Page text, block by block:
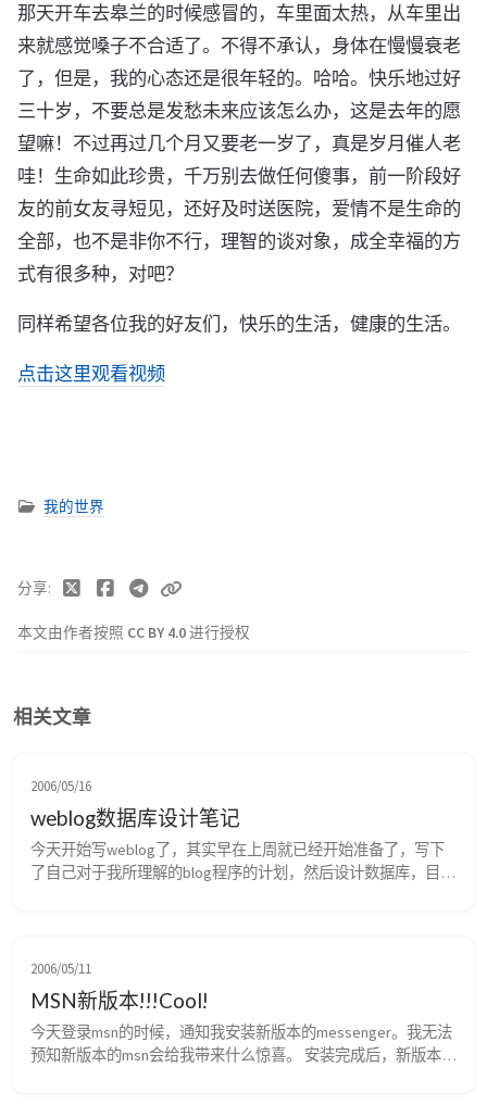
那天开车去皋兰的时候感冒的，车里面太热，从车里出
来就感觉嗓子不合适了。不得不承认，身体在慢慢衰老
了，但是，我的心态还是很年轻的。哈哈。快乐地过好
三十岁，不要总是发愁未来应该怎么办，这是去年的愿
望嘛！不过再过几个月又要老一岁了，真是岁月催人老
哇！生命如此珍贵，千万别去做任何傻事，前一阶段好
友的前女友寻短见，还好及时送医院，爱情不是生命的
全部，也不是非你不行，理智的谈对象，成全幸福的方
式有很多种，对吧？
同样希望各位我的好友们，快乐的生活，健康的生活。
点击这里观看视频
我的世界
本文由作者按照 CC BY 4.0进行授权
分享
相关文章
2006/05/16
weblog数据库设计笔记
今天开始写weblog了，其实早在上周就已经开始准备了，写下
了自己对于我所理解的blog程序的计划，然后设计数据库，目前
为主键。 User表存储日志的所有者，内包括一些...
2006/05/11
MSN新版本!!!Cool!
今天登录msn的时候，通知我安装新版本的messenger。我无法
预知新版本的msn会给我带来什么惊喜。 安装完成后，新版本的